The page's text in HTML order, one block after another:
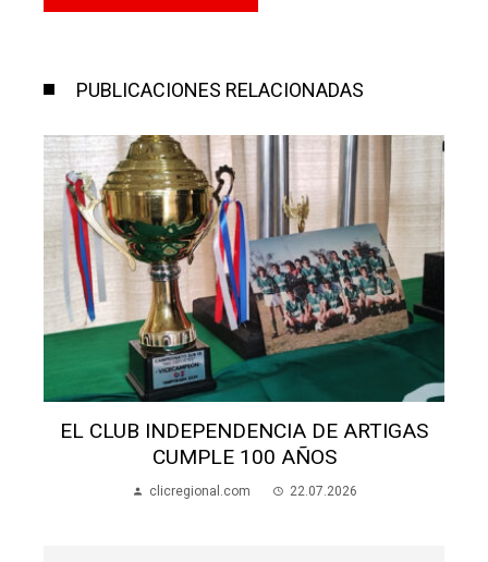
PUBLICACIONES RELACIONADAS
EL CLUB INDEPENDENCIA DE ARTIGAS
CUMPLE 100 AÑOS
clicregional.com 22.07.2026